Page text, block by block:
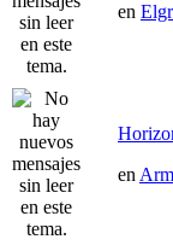
en
en